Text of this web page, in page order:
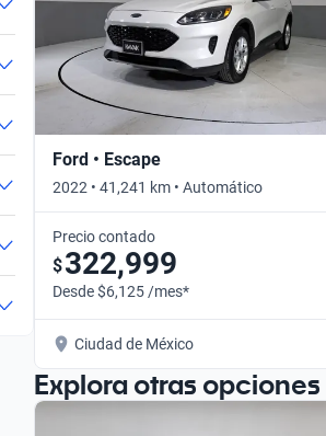
Ford • Escape
2022 • 41,241 km • Automático
Precio contado
$322,999
Desde $6,125 /mes*
Ciudad de México
Explora otras